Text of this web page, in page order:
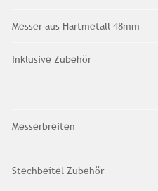
Messer aus Hartmetall 48mm
Inklusive Zubehör
Messerbreiten
Stechbeitel Zubehör